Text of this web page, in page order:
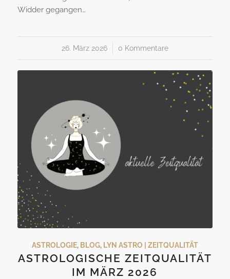
Widder gegangen…
26. März 2026
/ 0 Kommentare
ASTROLOGIE, BLOG, LYN ASTRO | ZEITQUALITÄT
ASTROLOGISCHE ZEITQUALITÄT
IM MÄRZ 2026